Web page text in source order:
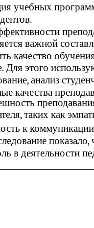
учебных
важной
качество
Для этого
анализ
качества
таких как
к
показало,
в деятельности